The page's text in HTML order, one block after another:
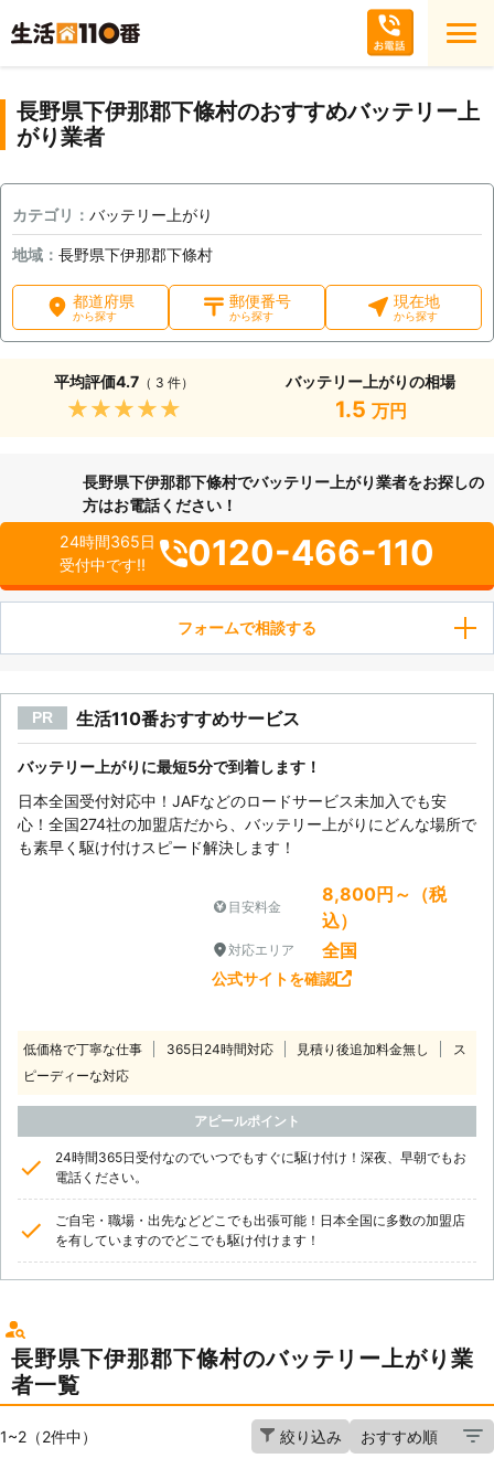
長野県下伊那郡下條村のおすすめバッテリー上
がり業者
カテゴリ： バッテリー上がり
地域： 長野県下伊那郡下條村
都道府県
から探す
郵便番号
から探す
現在地
から探す
平均評価4.7（ 3 件）
★★★★★
バッテリー上がりの相場
1.5 万円
長野県下伊那郡下條村でバッテリー上がり業者をお探しの
方はお電話ください！
24時間365日
受付中です!!
0120-466-110
フォームで相談する
PR 生活110番おすすめサービス
バッテリー上がりに最短5分で到着します！
日本全国受付対応中！JAFなどのロードサービス未加入でも安
心！全国274社の加盟店だから、バッテリー上がりにどんな場所で
も素早く駆け付けスピード解決します！
目安料金
8,800円～（税
込）
対応エリア 全国
公式サイトを確認
低価格で丁寧な仕事 365日24時間対応 見積り後追加料金無し
ス
ピーディーな対応
アピールポイント
24時間365日受付なのでいつでもすぐに駆け付け！深夜、早朝でもお
電話ください。
ご自宅・職場・出先などどこでも出張可能！日本全国に多数の加盟店
を有していますのでどこでも駆け付けます！
長野県下伊那郡下條村のバッテリー上がり業
者一覧
1~2（2件中） 絞り込み